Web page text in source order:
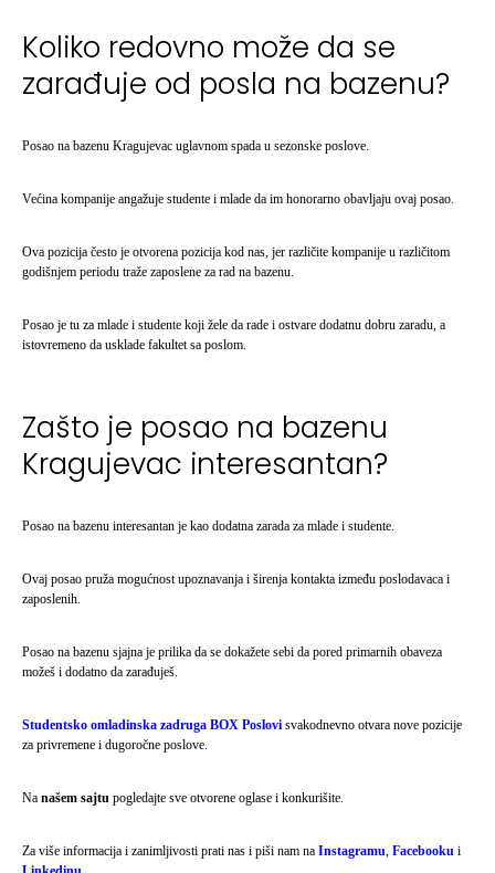
Koliko redovno može da se
zarađuje od posla na bazenu?
Posao na bazenu Kragujevac uglavnom spada u sezonske poslove.
Većina kompanije angažuje studente i mlade da im honorarno obavljaju ovaj posao.
Ova pozicija često je otvorena pozicija kod nas, jer različite kompanije u različitom
godišnjem periodu traže zaposlene za rad na bazenu.
Posao je tu za mlade i studente koji žele da rade i ostvare dodatnu dobru zaradu, a
istovremeno da usklade fakultet sa poslom.
Zašto je posao na bazenu
Kragujevac interesantan?
Posao na bazenu interesantan je kao dodatna zarada za mlade i studente.
Ovaj posao pruža mogućnost upoznavanja i širenja kontakta između poslodavaca i
zaposlenih.
Posao na bazenu sjajna je prilika da se dokažete sebi da pored primarnih obaveza
možeš i dodatno da zarađuješ.
Studentsko omladinska zadruga BOX Poslovi svakodnevno otvara nove pozicije
za privremene i dugoročne poslove.
Na našem sajtu pogledajte sve otvorene oglase i konkurišite.
Za više informacija i zanimljivosti prati nas i piši nam na Instagramu, Facebooku i